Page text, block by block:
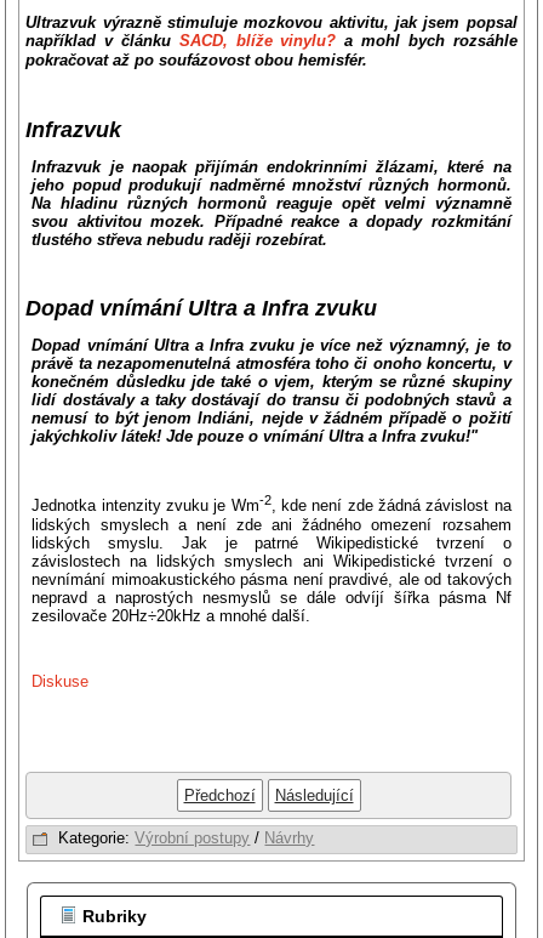
Ultrazvuk výrazně stimuluje mozkovou aktivitu, jak jsem popsal
například v článku SACD, blíže vinylu? a mohl bych rozsáhle
pokračovat až po soufázovost obou hemisfér.
Infrazvuk
Infrazvuk je naopak přijímán endokrinními žlázami, které na
jeho popud produkují nadměrné množství různých hormonů.
Na hladinu různých hormonů reaguje opět velmi významně
svou aktivitou mozek. Případné reakce a dopady rozkmitání
tlustého střeva nebudu raději rozebírat.
Dopad vnímání Ultra a Infra zvuku
Dopad vnímání Ultra a Infra zvuku je více než významný, je to
právě ta nezapomenutelná atmosféra toho či onoho koncertu, v
konečném důsledku jde také o vjem, kterým se různé skupiny
lidí dostávaly a taky dostávají do transu či podobných stavů a
nemusí to být jenom Indiáni, nejde v žádném případě o požití
jakýchkoliv látek! Jde pouze o vnímání Ultra a Infra zvuku!"
Jednotka intenzity zvuku je Wm-2, kde není zde žádná závislost na
lidských smyslech a není zde ani žádného omezení rozsahem
lidských smyslu. Jak je patrné Wikipedistické tvrzení o
závislostech na lidských smyslech ani Wikipedistické tvrzení o
nevnímání mimoakustického pásma není pravdivé, ale od takových
nepravd a naprostých nesmyslů se dále odvíjí šířka pásma Nf
zesilovače 20Hz÷20kHz a mnohé další.
Diskuse
Předchozí Následující
Kategorie:Výrobní postupy / Návrhy
Rubriky